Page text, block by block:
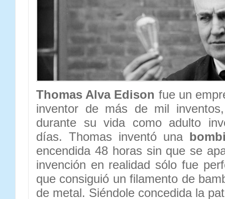
Thomas Alva Edison fue un
inventor de más de mil
durante su vida como adulto
días. Thomas inventó una
encendida 48 horas sin que se
invención en realidad sólo fue
que consiguió un filamento de
de metal. Siéndole concedida la